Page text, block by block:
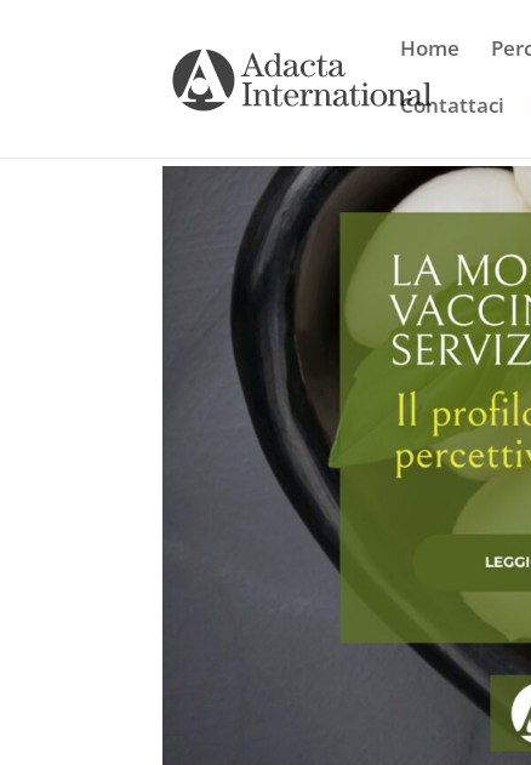
Home
Contattaci